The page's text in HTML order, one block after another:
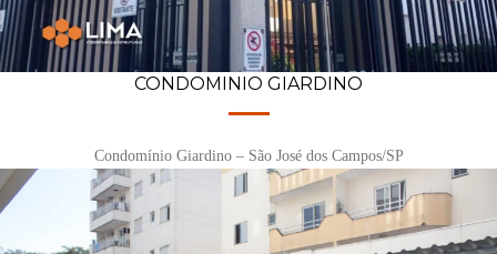
CONDOMINIO GIARDINO
Condomínio Giardino – São José dos Campos/SP